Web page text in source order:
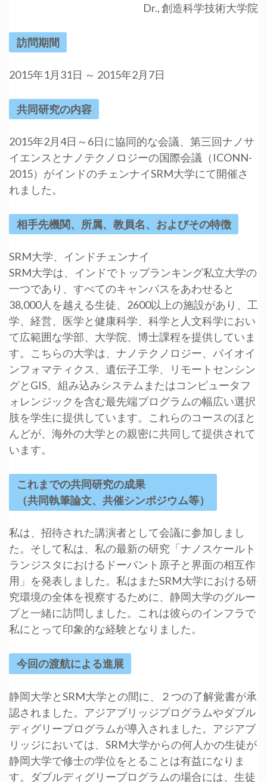
Dr., 創造科学技術大学院
訪問期間
2015年1月31日 ～ 2015年2月7日
共同研究の内容
2015年2月4日～6日に協同的な会議、第三回ナノサ
イエンスとナノテクノロジーの国際会議（ICONN-
2015）がインドのチェンナイSRM大学にて開催さ
れました。
相手先機関、所属、教員名、およびその特徴
SRM大学、インドチェンナイ
SRM大学は、インドでトップランキング私立大学の
一つであり、すべてのキャンパスをあわせると
38,000人を越える生徒、2600以上の施設があり、工
学、経営、医学と健康科学、科学と人文科学におい
て広範囲な学部、大学院、博士課程を提供していま
す。こちらの大学は、ナノテクノロジー、バイオイ
ンフォマティクス、遺伝子工学、リモートセンシン
グとGIS、組み込みシステムまたはコンピュータフ
ォレンジックを含む最先端プログラムの幅広い選択
肢を学生に提供しています。これらのコースのほと
んどが、海外の大学との親密に共同して提供されて
います。
これまでの共同研究の成果
（共同執筆論文、共催シンポジウム等）
私は、招待された講演者として会議に参加しまし
た。そして私は、私の最新の研究「ナノスケールト
ランジスタにおけるドーパント原子と界面の相互作
用」を発表しました。私はまたSRM大学における研
究環境の全体を視察するために、静岡大学のグルー
プと一緒に訪問しました。これは彼らのインフラで
私にとって印象的な経験となりました。
今回の渡航による進展
静岡大学とSRM大学との間に、２つの了解覚書が承
認されました。アジアブリッジプログラムやダブル
ディグリープログラムが導入されました。アジアブ
リッジにおいては、SRM大学からの何人かの生徒が
静岡大学で修士の学位をとることは有益になりま
す。ダブルディグリープログラムの場合には、生徒